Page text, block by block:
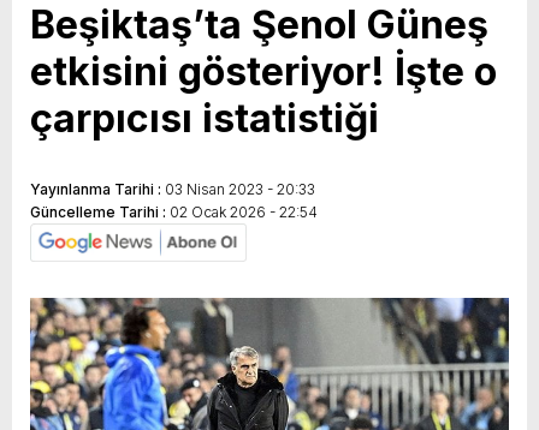
Beşiktaş’ta Şenol Güneş
etkisini gösteriyor! İşte o
çarpıcısı istatistiği
Yayınlanma Tarihi : 03 Nisan 2023 - 20:33
Güncelleme Tarihi : 02 Ocak 2026 - 22:54